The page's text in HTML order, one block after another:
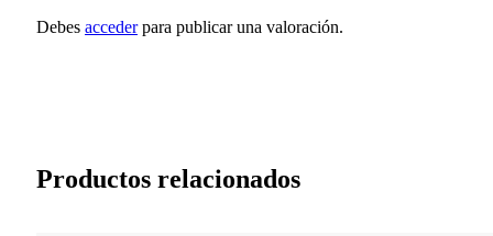
Debes accederpara publicar una valoración.
Productos relacionados